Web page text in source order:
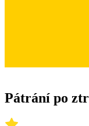
Pátrání po